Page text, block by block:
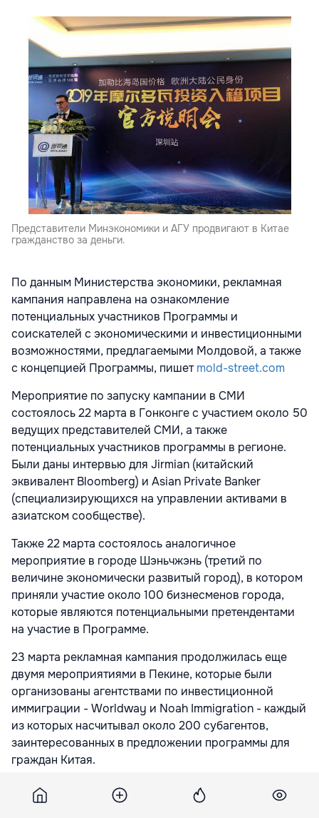
Представители Минэкономики и АГУ продвигают в Китае
гражданство за деньги.
По данным Министерства экономики, рекламная
кампания направлена на ознакомление
потенциальных участников Программы и
соискателей с экономическими и инвестиционными
возможностями, предлагаемыми Молдовой, а также
с концепцией Программы, пишетmold-street.com
Мероприятие по запуску кампании в СМИ
состоялось 22 марта в Гонконге с участием около 50
ведущих представителей СМИ, а также
потенциальных участников программы в регионе.
Были даны интервью для Jirmian (китайский
эквивалент Bloomberg) и Asian Private Banker
(специализирующихся на управлении активами в
азиатском сообществе).
Также 22 марта состоялось аналогичное
мероприятие в городе Шэньчжэнь (третий по
величине экономически развитый город), в котором
приняли участие около 100 бизнесменов города,
которые являются потенциальными претендентами
на участие в Программе.
23 марта рекламная кампания продолжилась еще
двумя мероприятиями в Пекине, которые были
организованы агентствами по инвестиционной
иммиграции - Worldway и Noah Immigration - каждый
из которых насчитывал около 200 субагентов,
заинтересованных в предложении программы для
граждан Китая.
Также 23 марта была проведена встреча с другим
агентом по глобальной иммиграции - Global Visa (30